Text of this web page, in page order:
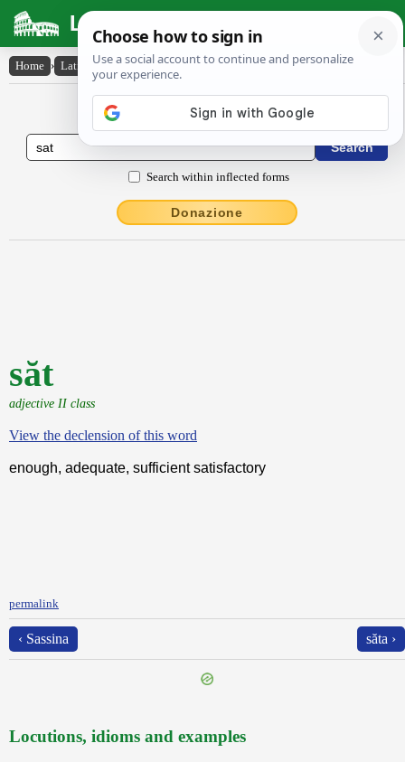
Latin Dictionary
Home › Latin-English › săt
Latin to English Dictionary
Search within inflected forms
Donazione
săt
adjective II class
View the declension of this word
enough, adequate, sufficient satisfactory
permalink
‹ Sassina săta ›
Locutions, idioms and examples